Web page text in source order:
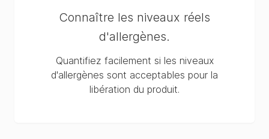
Connaître les niveaux réels
d'allergènes.
Quantifiez facilement si les niveaux
d'allergènes sont acceptables pour la
libération du produit.